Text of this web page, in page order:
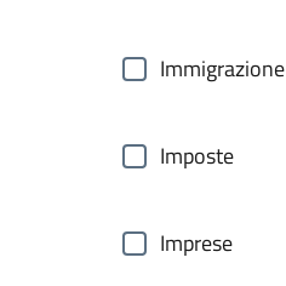
Immigrazione
Imposte
Imprese